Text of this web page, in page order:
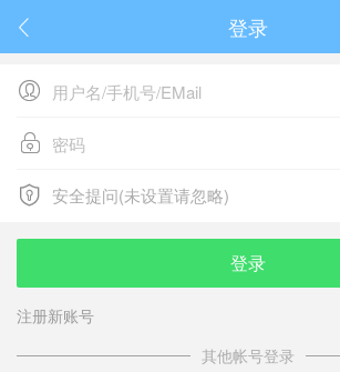
 登录


 安全提问(未设置请忽略)
安全提问(未设置请忽略)
登录
注册新账号
其他帐号登录